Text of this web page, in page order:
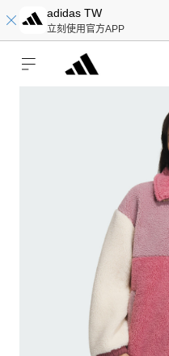
adidas TW
立刻使用官方APP